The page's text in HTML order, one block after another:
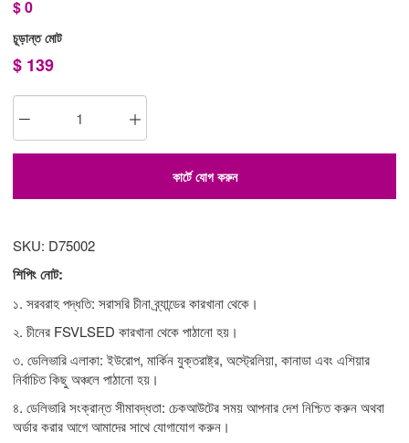
$0
চূড়ান্ত মোট
$ 139
কার্টে যোগ করুন
SKU: D75002
শিপিং নোট:
১. সরবরাহ পদ্ধতি: সরাসরি চীনা ব্র্যান্ডের কারখানা থেকে।
২. চীনের FSVLSED কারখানা থেকে পাঠানো হয়।
৩. ডেলিভারি এলাকা: ইউরোপ, মার্কিন যুক্তরাষ্ট্র, অস্ট্রেলিয়া, কানাডা এবং এশিয়ার
নির্বাচিত কিছু অঞ্চলে পাঠানো হয়।
৪. ডেলিভারি সংক্রান্ত সীমাবদ্ধতা: চেকআউটের সময় আপনার দেশ নিশ্চিত করুন অথবা
অর্ডার করার আগে আমাদের সাথে যোগাযোগ করুন।